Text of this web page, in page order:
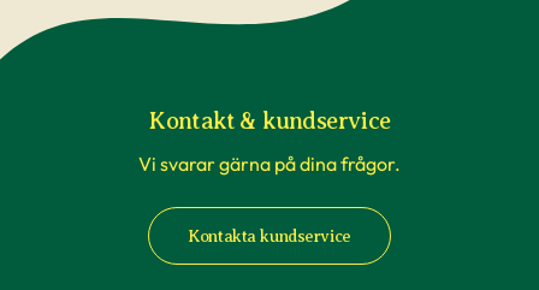
Kontakt & kundservice
Vi svarar gärna på dina frågor.
Kontakta kundservice